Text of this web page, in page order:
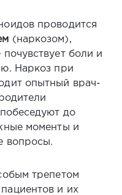
проводится
(наркозом),
боли и
Наркоз при
опытный врач-
до
моменты и
вопросы.
трепетом
и их